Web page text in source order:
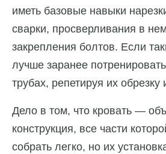
иметь базовые навыки
сварки, просверливания в
закрепления болтов. Если
лучше заранее
трубах, репетируя их обрезку
Дело в том, что кровать —
конструкция, все части
собрать легко, но их